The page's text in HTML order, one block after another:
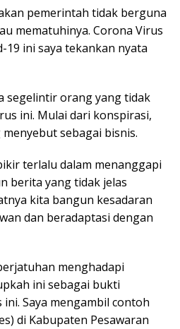
pemerintah tidak berguna
mematuhinya. Corona Virus
19 ini saya tekankan nyata
segelintir orang yang tidak
ini. Mulai dari konspirasi,
sebagai bisnis.
terlalu dalam menanggapi
berita yang tidak jelas
kita bangun kesadaran
dan beradaptasi dengan
menghadapi
ini sebagai bukti
Saya mengambil contoh
di Kabupaten Pesawaran